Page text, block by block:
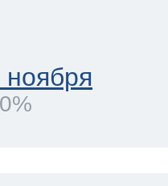
ноября